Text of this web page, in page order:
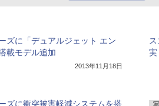
ズに「デュアルジェット エン
載モデル追加
2013年11月18日
実
ズに衝突被害軽減システムを搭